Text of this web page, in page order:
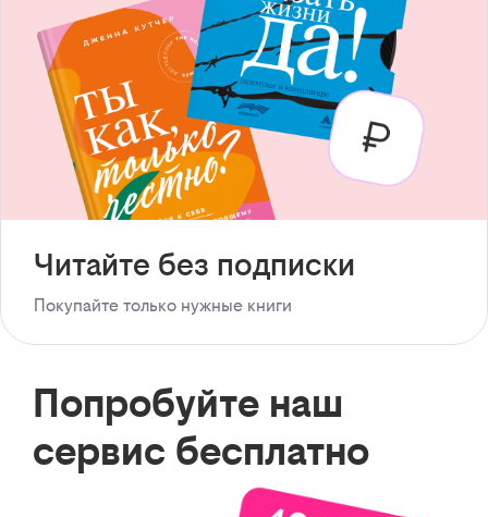
Читайте без подписки
Покупайте только нужные книги
Попробуйте наш
сервис бесплатно